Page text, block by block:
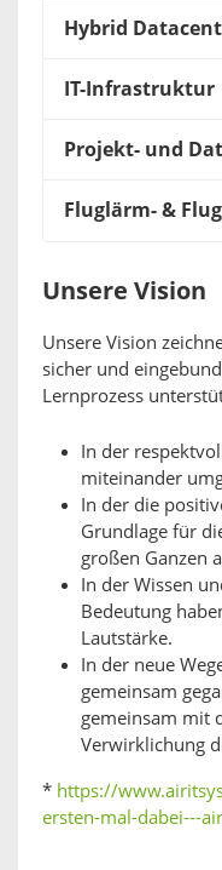
Hybrid
IT-Infrastruktur
Projekt- und
Fluglärm- &
Unsere Vision
Unsere Vision
sicher und
Lernprozess
In der
miteinander
In der die
Grundlage für
großen Ganzen
In der Wissen
Bedeutung
Lautstärke.
In der neue
gemeinsam
gemeinsam mit
Verwirklichung
* https://
ersten-mal-dabei---